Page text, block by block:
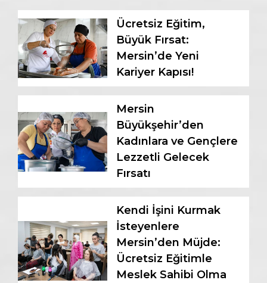
Ücretsiz Eğitim,
Büyük Fırsat:
Mersin’de Yeni
Kariyer Kapısı!
Mersin
Büyükşehir’den
Kadınlara ve Gençlere
Lezzetli Gelecek
Fırsatı
Kendi İşini Kurmak
İsteyenlere
Mersin’den Müjde:
Ücretsiz Eğitimle
Meslek Sahibi Olma